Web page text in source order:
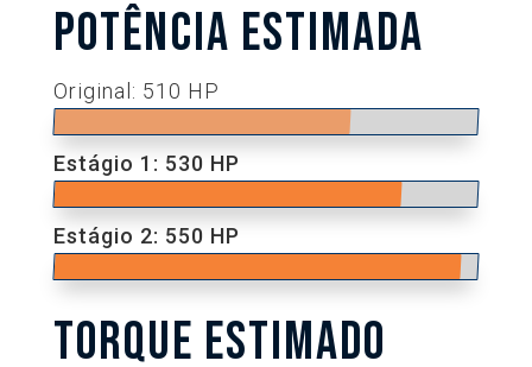
POTÊNCIA ESTIMADA
Original: 510 HP
Estágio 1: 530 HP
Estágio 2: 550 HP
TORQUE ESTIMADO